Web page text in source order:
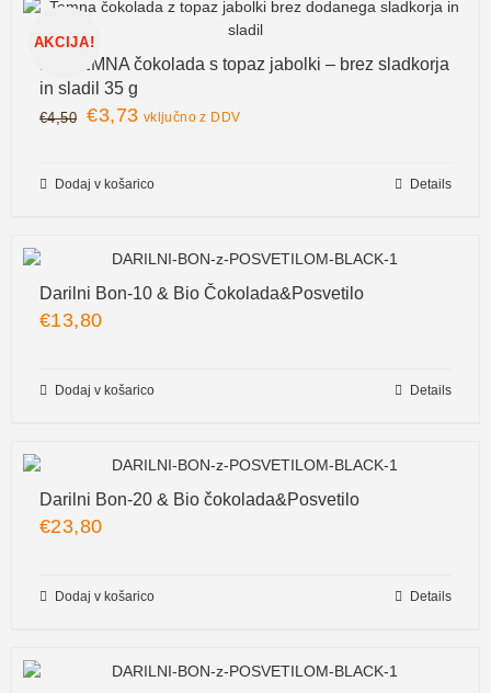
AKCIJA!
bio TEMNA čokolada s topaz jabolki – brez sladkorja
in sladil 35 g
€4,50 €3,73 vključno z DDV
Dodaj v košarico Details
Darilni Bon-10 & Bio Čokolada&Posvetilo
€13,80
Dodaj v košarico Details
Darilni Bon-20 & Bio čokolada&Posvetilo
€23,80
Dodaj v košarico Details